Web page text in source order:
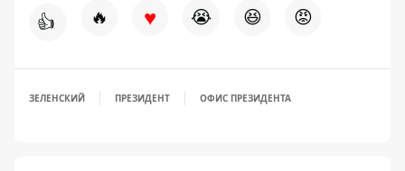
👍 🔥 ♥ 😭 😆 😡
ЗЕЛЕНСКИЙ ПРЕЗИДЕНТ ОФИС ПРЕЗИДЕНТА